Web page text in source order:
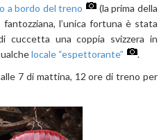
a bordo del treno
(la prima della
l’unica fortuna è stata
cuccetta una coppia svizzera in
locale “espettorante”
.
alle 7 di mattina, 12 ore di treno per